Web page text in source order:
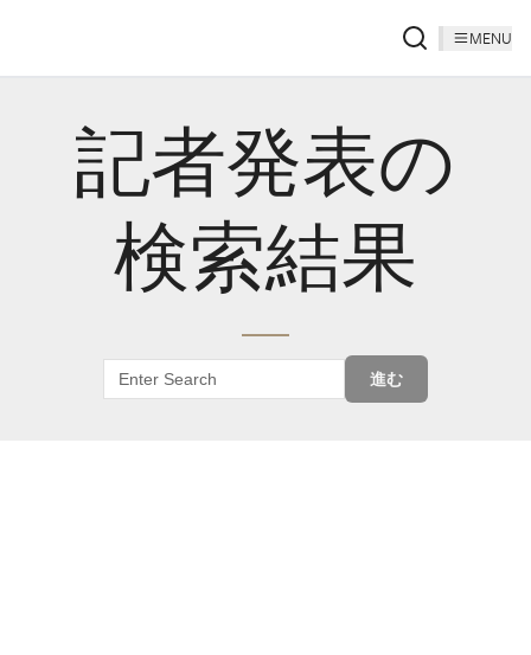
MENU
記者発表の
検索結果
進む